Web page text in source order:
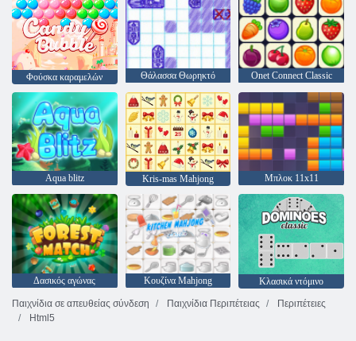
Φούσκα καραμελών Θάλασσα Θωρηκτό Onet Connect Classic
Aqua blitz Kris-mas Mahjong Μπλοκ 11x11
Δασικός αγώνας Κουζίνα Mahjong
Κλασικά ντόμινο
Παιχνίδια σε απευθείας σύνδεση
Παιχνίδια Περιπέτειας
Περιπέτειες
Html5